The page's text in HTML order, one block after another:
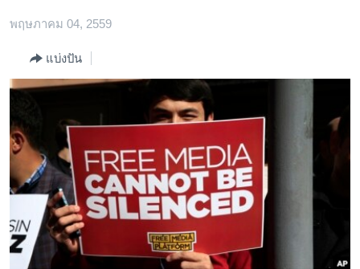
ไป
ข้าม
การ
ค้นหา
ไทย
ธุรกิจ
วิทยาศาสตร์
สังคมและสุขภาพ
ไลฟ์สไตล์
ตรวจสอบข่าว
เรียนรู้ภาษาอังกฤษ
พอดคาสต์
พฤษภาคม 04, 2559
แบ่งปัน